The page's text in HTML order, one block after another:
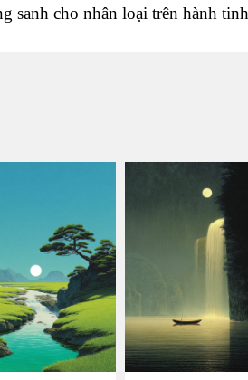
sanh cho nhân loại trên hành